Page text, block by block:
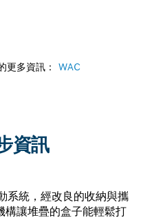
更多資訊： WAC
資訊
系統，經改良的收納與攜
構讓堆疊的盒子能輕鬆打